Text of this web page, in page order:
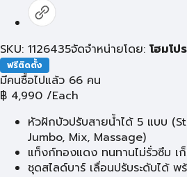
SKU: 1126435จัดจำหน่ายโดย: โฮมโปร
ฟรีติดตั้ง
มีคนซื้อไปแล้ว 66 คน
฿ 4,990 /Each
หัวฝักบัวปรับสายน้ำได้ 5 แบบ
Jumbo, Mix, Massage)
แท็งก์ทองแดง ทนทานไม่รั่วซึม เ
ชุดสไลด์บาร์ เลื่อนปรับระดับได้ พ